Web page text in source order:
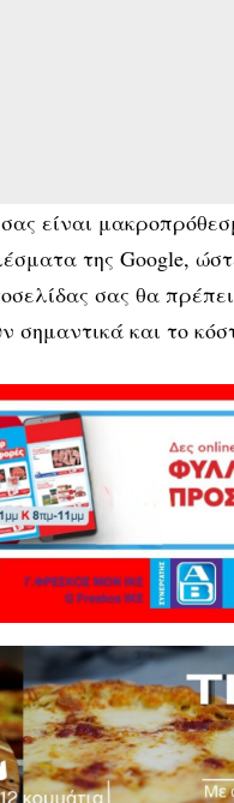
είναι
της Google,
σας θα
σημαντικά και το